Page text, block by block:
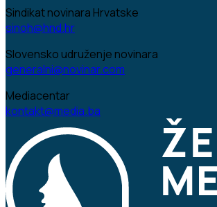
Sindikat novinara Hrvatske
sinoh@hnd.hr
Slovensko udruženje novinara
generalni@novinar.com
Mediacentar
kontakt@media.ba